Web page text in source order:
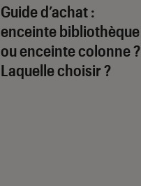
Guide d’achat :
enceinte bibliothèque
ou enceinte colonne ?
Laquelle choisir ?